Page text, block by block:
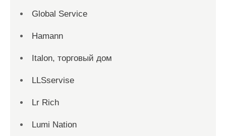
Global Service
Hamann
Italon, торговый дом
LLSservise
Lr Rich
Lumi Nation